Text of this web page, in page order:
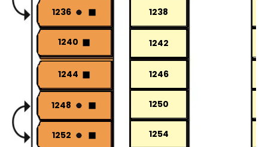
1236 1238
1240 1242
1244 1246
1248 1250
1252 1254